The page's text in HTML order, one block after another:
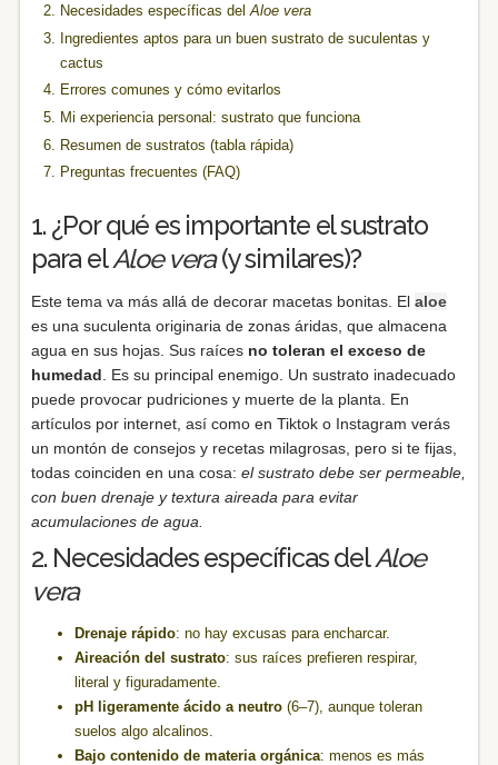
Necesidades específicas delAloe vera
Ingredientes aptos para un buen sustrato de suculentas y
cactus
Errores comunes y cómo evitarlos
Mi experiencia personal: sustrato que funciona
Resumen de sustratos (tabla rápida)
Preguntas frecuentes (FAQ)
1. ¿Por qué es importante el sustrato
para elAloe vera(y similares)?
Este tema va más allá de decorar macetas bonitas. El aloe
es una suculenta originaria de zonas áridas, que almacena
agua en sus hojas. Sus raíces no toleran el exceso de
humedad . Es su principal enemigo. Un sustrato inadecuado
puede provocar pudriciones y muerte de la planta. En
artículos por internet, así como en Tiktok o Instagram verás
un montón de consejos y recetas milagrosas, pero si te fijas,
todas coinciden en una cosa: el sustrato debe ser permeable,
con buen drenaje y textura aireada para evitar
acumulaciones de agua.
2. Necesidades específicas delAloe
vera
Drenaje rápido: no hay excusas para encharcar.
Aireación del sustrato: sus raíces prefieren respirar,
literal y figuradamente.
pH ligeramente ácido a neutro(6–7), aunque toleran
suelos algo alcalinos.
Bajo contenido de materia orgánica: menos es más